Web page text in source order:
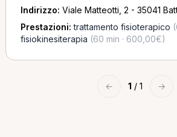
Indirizzo: Viale Matteotti, 2 - 35041
Prestazioni:trattamento fisioterapico
fisiokinesiterapia (60 min · 600,00€)
← 1 / 1 →